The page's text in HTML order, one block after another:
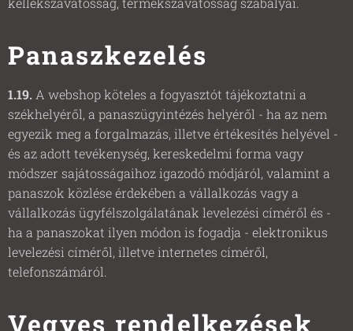
Panaszkezelés
1.19. A webshop köteles a fogyasztót tájékoztatni a
székhelyéről, a panaszügyintézés helyéről - ha az nem
egyezik meg a forgalmazás, illetve értékesítés helyével -
és az adott tevékenység, kereskedelmi forma vagy
módszer sajátosságaihoz igazodó módjáról, valamint a
panaszok közlése érdekében a vállalkozás vagy a
vállalkozás ügyfélszolgálatának levelezési címéről és -
ha a panaszokat ilyen módon is fogadja - elektronikus
levelezési címéről, illetve internetes címéről,
telefonszámáról.
Vegyes rendelkezések